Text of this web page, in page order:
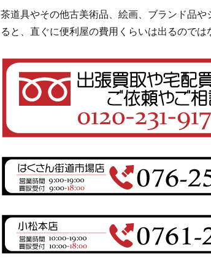
茶道具やその他古美術品、絵画、ブランド品
ると、直ぐに便利屋の費用くらいは出るので